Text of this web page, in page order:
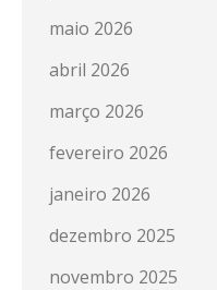
maio 2026
abril 2026
março 2026
fevereiro 2026
janeiro 2026
dezembro 2025
novembro 2025